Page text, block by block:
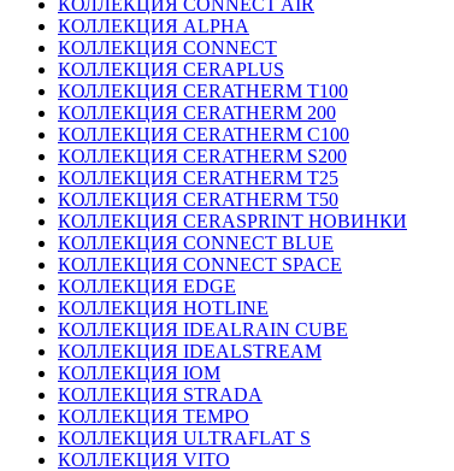
КОЛЛЕКЦИЯ CONNECT AIR
КОЛЛЕКЦИЯ ALPHA
КОЛЛЕКЦИЯ CONNECT
КОЛЛЕКЦИЯ CERAPLUS
КОЛЛЕКЦИЯ CERATHERM T100
КОЛЛЕКЦИЯ CERATHERM 200
КОЛЛЕКЦИЯ CERATHERM C100
КОЛЛЕКЦИЯ CERATHERM S200
КОЛЛЕКЦИЯ CERATHERM T25
КОЛЛЕКЦИЯ CERATHERM T50
КОЛЛЕКЦИЯ CERASPRINT НОВИНКИ
КОЛЛЕКЦИЯ CONNECT BLUE
КОЛЛЕКЦИЯ CONNECT SPACE
КОЛЛЕКЦИЯ EDGE
КОЛЛЕКЦИЯ HOTLINE
КОЛЛЕКЦИЯ IDEALRAIN CUBE
КОЛЛЕКЦИЯ IDEALSTREAM
КОЛЛЕКЦИЯ IOM
КОЛЛЕКЦИЯ STRADA
КОЛЛЕКЦИЯ TEMPO
КОЛЛЕКЦИЯ ULTRAFLAT S
КОЛЛЕКЦИЯ VITO